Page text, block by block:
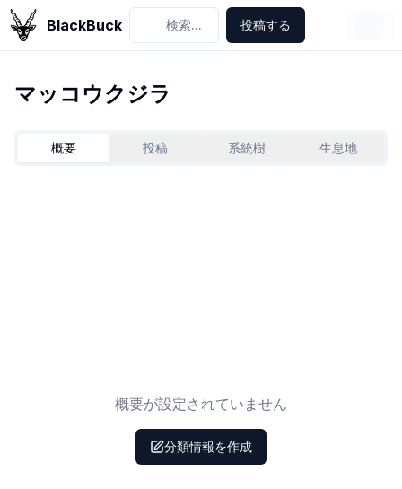
BlackBuck 検索... 投稿する
マッコウクジラ
概要 投稿 系統樹 生息地
概要が設定されていません
分類情報を作成